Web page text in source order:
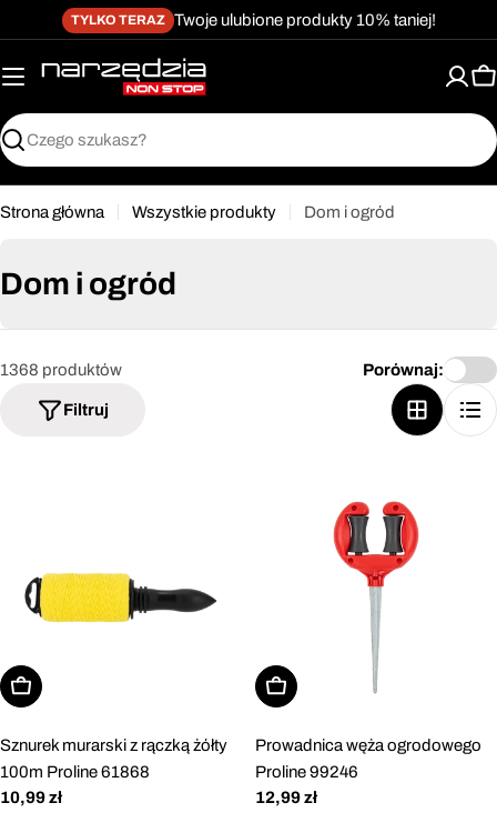
Przejdź do treści
Przejdź do menu
Przejdź do stopki
dostępności
do
treści
TYLKO TERAZ Twoje ulubione produkty 10% taniej!
Szukaj
Strona główna Wszystkie produkty Dom i ogród
Dom i ogród
1368 produktów
Filtruj
Porównaj:
Dodaj do koszyka
Sznurek murarski z rączką żółty
100m Proline 61868
Cena
10,99 zł
Dodaj do koszyka
Prowadnica węża ogrodowego
Proline 99246
Cena
12,99 zł